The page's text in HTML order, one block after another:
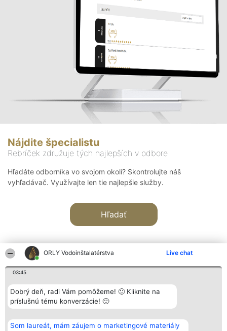
ORLY Vodoinštalatérstva Live chat
03:45
Dobrý deň, radi Vám pomôžeme! 🙂 Kliknite na
príslušnú tému konverzácie! 🙂
Som laureát, mám záujem o marketingové materiály
Nájdite špecialistu
Rebríček združuje tých najlepších v odbore
Hľadáte odborníka vo svojom okolí? Skontrolujte náš
vyhľadávač. Využívajte len tie najlepšie služby.
Hľadať
Organizátor hodnotenia
Bright Side Solutions sp. z o.
o. sp. k.
Wrocław 50-079
KRS 0000749100 | Regon
Hodnotenie
Laureáti
Lista
Laureatów
Podmienky
Kontakt
Kontakt